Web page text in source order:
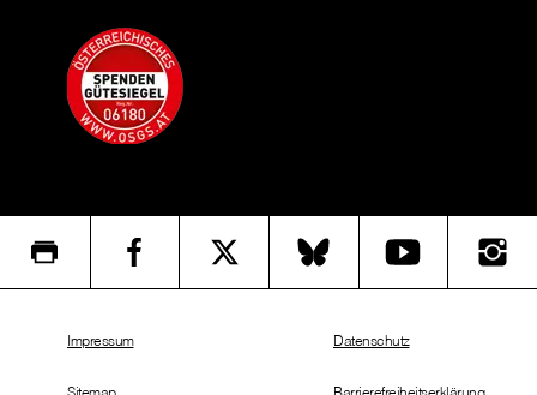
Impressum Datenschutz